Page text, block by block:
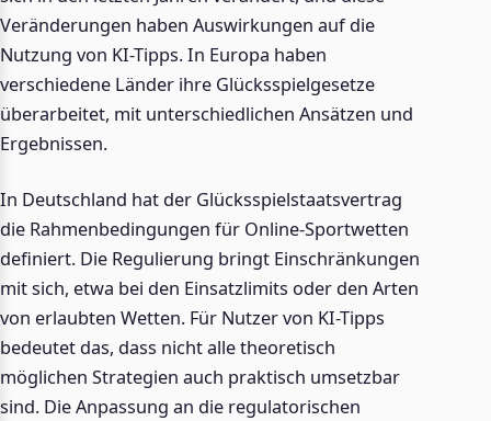
Veränderungen haben Auswirkungen auf die
Nutzung von KI-Tipps. In Europa haben
verschiedene Länder ihre Glücksspielgesetze
überarbeitet, mit unterschiedlichen Ansätzen und
Ergebnissen.
In Deutschland hat der Glücksspielstaatsvertrag
die Rahmenbedingungen für Online-Sportwetten
definiert. Die Regulierung bringt Einschränkungen
mit sich, etwa bei den Einsatzlimits oder den Arten
von erlaubten Wetten. Für Nutzer von KI-Tipps
bedeutet das, dass nicht alle theoretisch
möglichen Strategien auch praktisch umsetzbar
sind. Die Anpassung an die regulatorischen